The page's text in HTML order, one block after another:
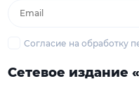
Согласие на обработку
Сетевое издание